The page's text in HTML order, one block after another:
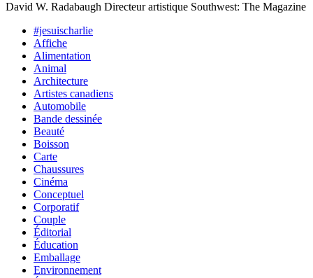
David W. Radabaugh Directeur artistique Southwest: The Magazine
#jesuischarlie
Affiche
Alimentation
Animal
Architecture
Artistes canadiens
Automobile
Bande dessinée
Beauté
Boisson
Carte
Chaussures
Cinéma
Conceptuel
Corporatif
Couple
Éditorial
Éducation
Emballage
Environnement